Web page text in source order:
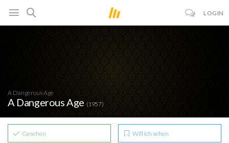
LOGIN
A Dangerous Age
A Dangerous Age (1957)
Gesehen Will ich sehen